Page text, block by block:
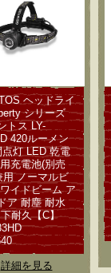
ヘッドライ
シリーズ
トス LY-
420ルーメン
点灯 LED 乾電
充電池(別売
用 ノーマルビ
イドビーム ア
ア 耐塵 耐水
耐久【C】
詳細を見る